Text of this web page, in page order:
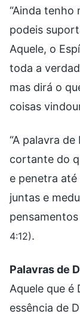
“Ainda tenho
podeis
Aquele, o
toda a
mas dirá o
coisas
“A palavra
cortante do
e penetra até
juntas e
4:12).
Palavras de
Aquele que é
essência de